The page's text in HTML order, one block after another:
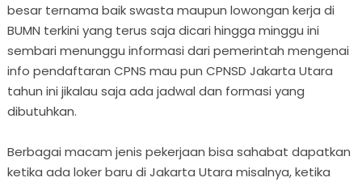
besar ternama baik swasta maupun lowongan kerja di
BUMN terkini yang terus saja dicari hingga minggu ini
sembari menunggu informasi dari pemerintah mengenai
info pendaftaran CPNS mau pun CPNSD Jakarta Utara
tahun ini jikalau saja ada jadwal dan formasi yang
dibutuhkan.
Berbagai macam jenis pekerjaan bisa sahabat dapatkan
ketika ada loker baru di Jakarta Utara misalnya, ketika